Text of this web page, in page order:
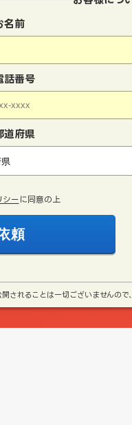
名前
話番号
道府県
シー に同意の上
されることは一切ございませんの